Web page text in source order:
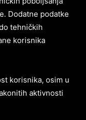
Dodatne podatke
tehničkih
korisnika
korisnika, osim u
aktivnosti